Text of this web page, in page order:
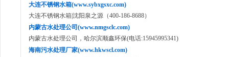
大连不锈钢水箱(www.sybxgsxc.com)
大连不锈钢水箱|沈阳泉之源（400-186-8688）
内蒙古水处理公司(www.nmgsclc.com)
内蒙古水处理公司，哈尔滨顺鑫环保(电话:15945995341)
海南污水处理厂家(www.hkwscl.com)